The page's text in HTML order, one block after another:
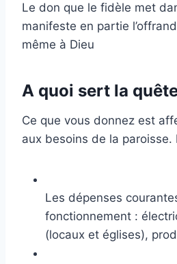
Le don que le fidèle met
manifeste en partie
même à Dieu
A quoi sert la
Ce que vous donnez est
aux besoins de la paroisse.
Les dépenses
fonctionnement :
(locaux et églises),